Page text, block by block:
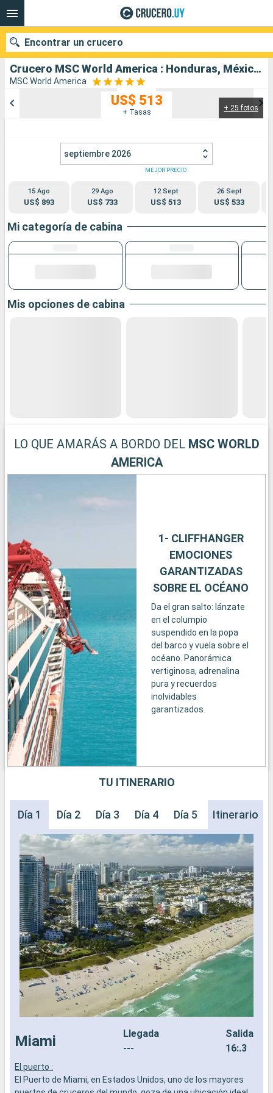
Crucero MSC World America : Honduras, México, Bahamas, Estados Unidos salida desde Miami
MSC World America
+ 25 fotos
US$ 513
+ Tasas
septiembre 2026
15 Ago
US$ 893
29 Ago
US$ 733
MEJOR PRECIO
12 Sept
US$ 513
26 Sept
US$ 533
Mi categoría de cabina
Mis opciones de cabina
LO QUE AMARÁS A BORDO DEL MSC WORLD
AMERICA
1- CLIFFHANGER
EMOCIONES
GARANTIZADAS
SOBRE EL OCÉANO
Da el gran salto: lánzate
en el columpio
suspendido en la popa
del barco y vuela sobre el
océano. Panorámica
vertiginosa, adrenalina
pura y recuerdos
inolvidables
garantizados.
TU ITINERARIO
Día 1 Día 2 Día 3 Día 4 Día 5 Día 6 Día
Itinerario
Miami
Llegada
---
Salida
16:.3
El puerto :
El Puerto de Miami, en Estados Unidos, uno de los mayores
Encontrar un crucero
Compañías
Buscar